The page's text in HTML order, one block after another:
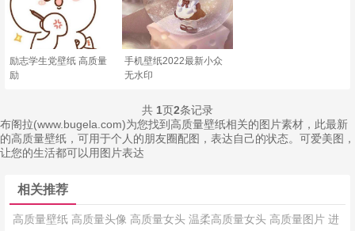
励志学生党壁纸 高质量
励
手机壁纸2022最新小众
无水印
共 1页2条记录
布阁拉(www.bugela.com)为您找到高质量壁纸相关的图片素材，此最新
的高质量壁纸，可用于个人的朋友圈配图，表达自己的状态。可爱美图，
让您的生活都可以用图片表达
相关推荐
高质量壁纸 高质量头像 高质量女头 温柔高质量女头 高质量图片 进